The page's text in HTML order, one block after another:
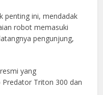
penting ini, mendadak
robot memasuki
pengunjung,
yang
Predator Triton 300 dan